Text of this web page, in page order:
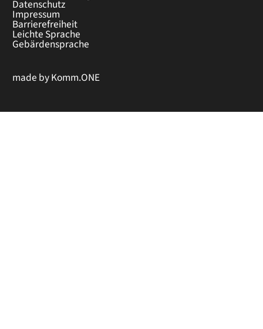
Datenschutz
Impressum
Barrierefreiheit
Leichte Sprache
Gebärdensprache
made byKomm.ONE